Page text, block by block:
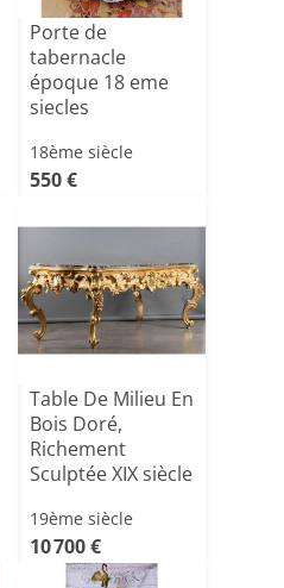
Porte de
tabernacle
époque 18 eme
siecles
18ème siècle
550 €
Table De Milieu En
Bois Doré,
Richement
Sculptée XIX siècle
19ème siècle
10 700 €